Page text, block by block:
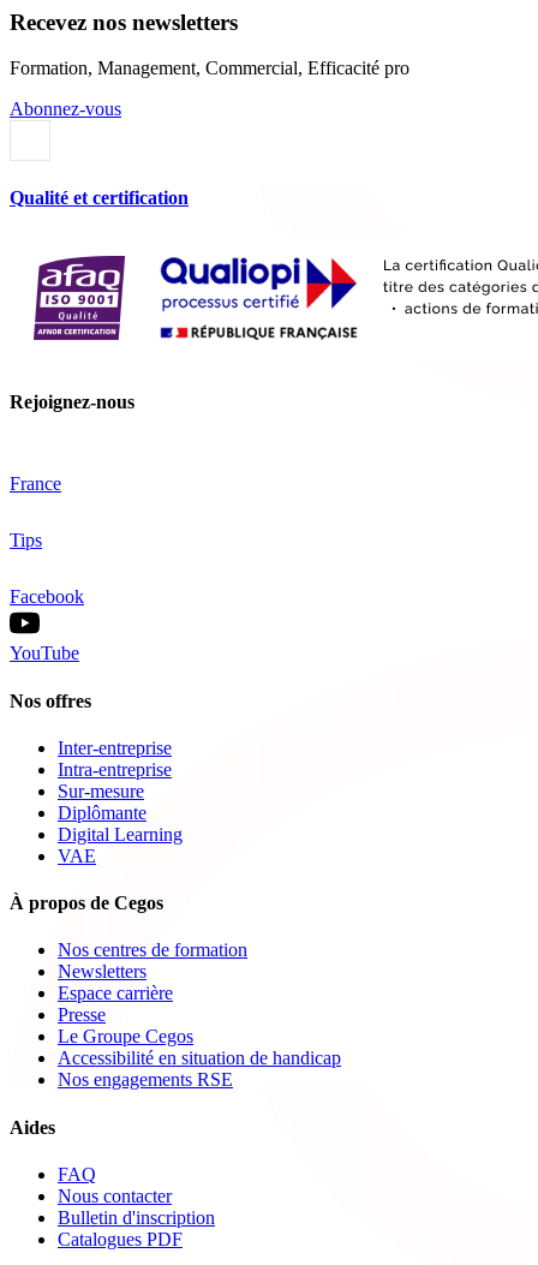
Recevez nos newsletters
Formation, Management, Commercial, Efficacité pro
Abonnez-vous
Qualité et certification
Rejoignez-nous
France
Tips
Facebook
YouTube
Nos offres
Inter-entreprise
Intra-entreprise
Sur-mesure
Diplômante
Digital Learning
VAE
À propos de Cegos
Nos centres de formation
Newsletters
Espace carrière
Presse
Le Groupe Cegos
Accessibilité en situation de handicap
Nos engagements RSE
Aides
FAQ
Nous contacter
Bulletin d'inscription
Catalogues PDF